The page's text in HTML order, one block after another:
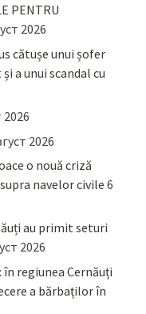
PENTRU
2026
cătușe unui șofer
a unui scandal cu
2026
2026
o nouă criză
navelor civile 6
au primit seturi
2026
în regiunea Cernăuți
a bărbaților în